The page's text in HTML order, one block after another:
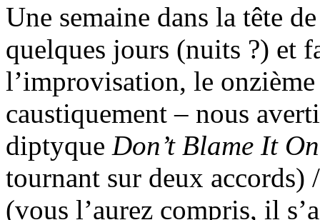
Une semaine dans la tête
quelques jours (nuits ?) et
l’improvisation, le onzième
caustiquement – nous
diptyque Don’t Blame It
tournant sur deux accords)
(vous l’aurez compris, il